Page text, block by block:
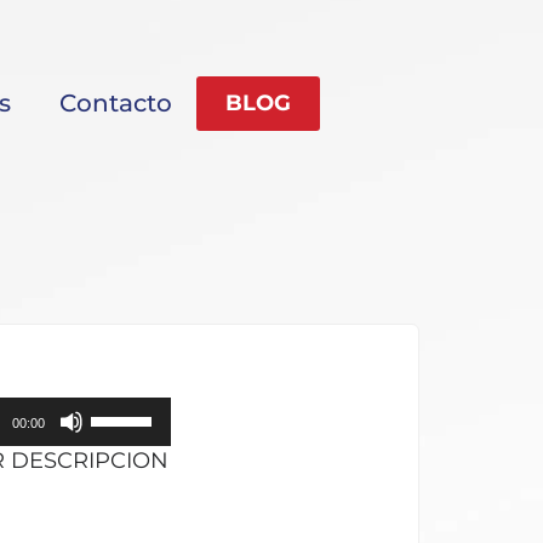
Contacto BLOG
00:00
Utiliza
las
teclas
DESCRIPCION